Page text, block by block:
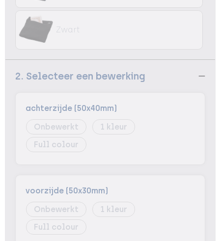
Zwart
2. Selecteer een bewerking
achterzijde (50x40mm)
Onbewerkt
1
Full colour
voorzijde (50x30mm)
Onbewerkt
1
Full colour